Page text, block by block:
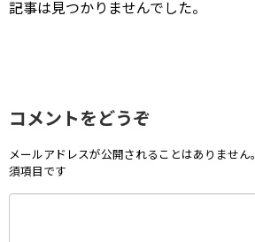
記事は見つかりませんでした。
コメントをどうぞ
メールアドレスが公開されることはありません。
須項目です